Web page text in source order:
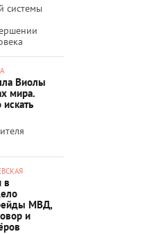
системы
Виолы
мира.
в
МВД,
и